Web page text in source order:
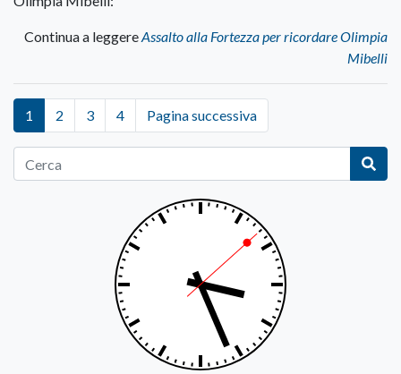
Continua a leggereAssalto alla Fortezza per ricordare Olimpia
Mibelli
1 2 3 4 Pagina successiva